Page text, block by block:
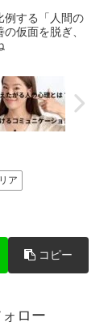
例する「人間の
仮面を脱ぎ、
ア
コピー
ロー